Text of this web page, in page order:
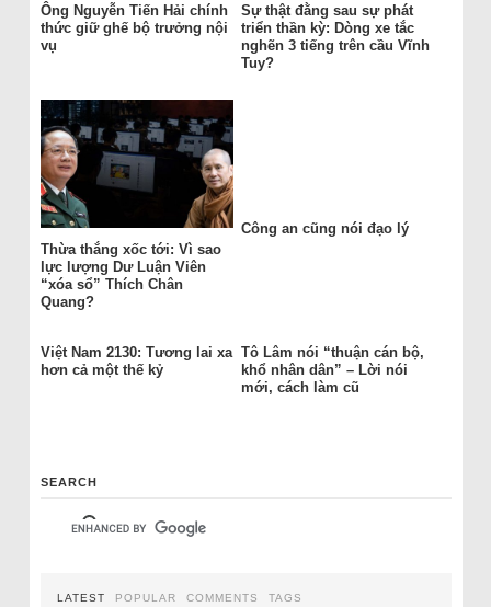
Ông Nguyễn Tiến Hải chính
thức giữ ghế bộ trưởng nội
vụ
Sự thật đằng sau sự phát
triển thần kỳ: Dòng xe tắc
nghẽn 3 tiếng trên cầu Vĩnh
Tuy?
Thừa thắng xốc tới: Vì sao
lực lượng Dư Luận Viên
“xóa sổ” Thích Chân
Quang?
Công an cũng nói đạo lý
Việt Nam 2130: Tương lai xa
hơn cả một thế kỷ
Tô Lâm nói “thuận cán bộ,
khổ nhân dân” – Lời nói
mới, cách làm cũ
SEARCH
LATEST POPULAR COMMENTS TAGS